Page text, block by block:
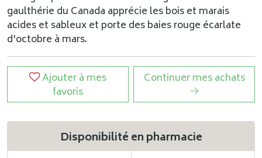
gaulthérie du Canada apprécie les bois et marais
acides et sableux et porte des baies rouge écarlate
d'octobre à mars.
Ajouter à mes
favoris
Continuer mes achats
Disponibilité en pharmacie